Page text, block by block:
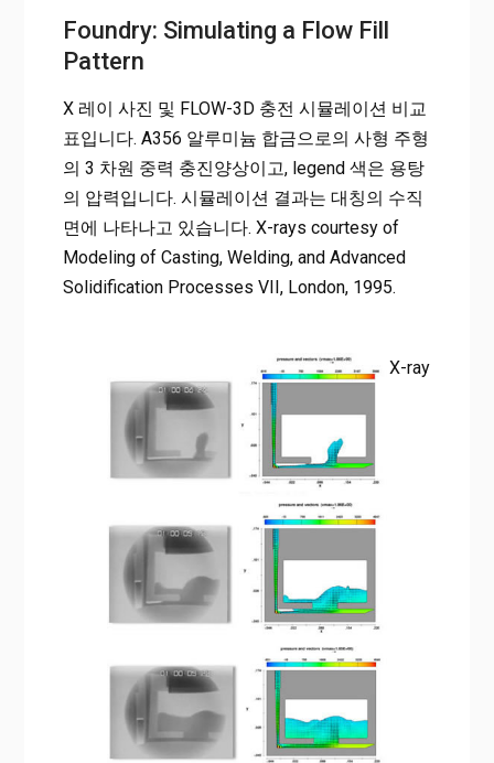
Foundry: Simulating a Flow Fill
Pattern
X 레이 사진 및 FLOW-3D 충전 시뮬레이션 비교
표입니다. A356 알루미늄 합금으로의 사형 주형
의 3 차원 중력 충진양상이고, legend 색은 용탕
의 압력입니다. 시뮬레이션 결과는 대칭의 수직
면에 나타나고 있습니다. X-rays courtesy of
Modeling of Casting, Welding, and Advanced
Solidification Processes VII, London, 1995.
X-ray